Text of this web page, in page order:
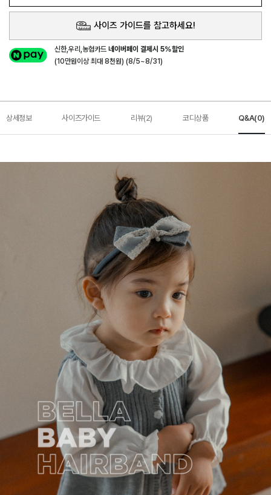
사이즈 가이드를 참고하세요!
신한,우리,농협카드네이버페이 결제시 5%할인
(10만원이상 최대 8천원) (8/5~8/31)
상세정보 사이즈가이드 리뷰(2) 코디상품 Q&A(0)